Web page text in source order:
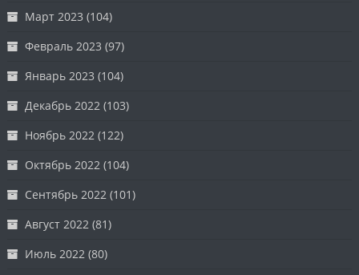
Март 2023 (104)
Февраль 2023 (97)
Январь 2023 (104)
Декабрь 2022 (103)
Ноябрь 2022 (122)
Октябрь 2022 (104)
Сентябрь 2022 (101)
Август 2022 (81)
Июль 2022 (80)